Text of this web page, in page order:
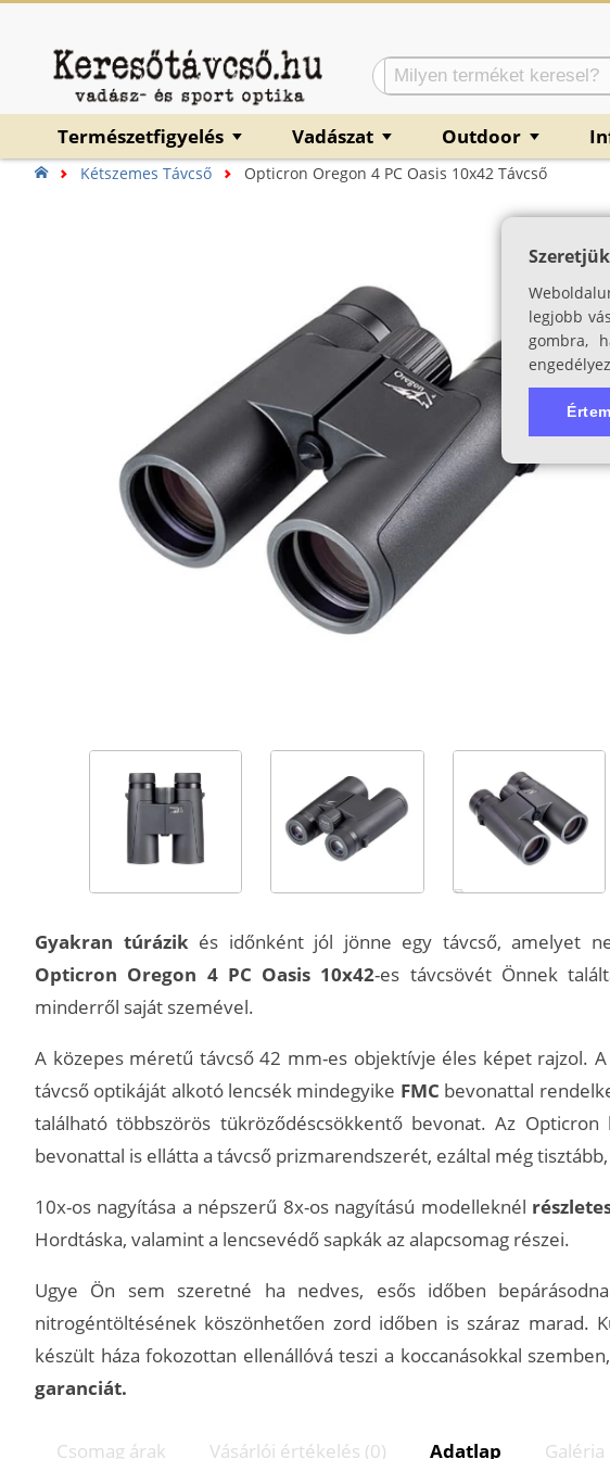
Természetfigyelés ▼ Vadászat ▼ Outdoor ▼
Kétszemes Távcső Opticron Oregon 4 PC Oasis 10x42 Távcső
Gyakran túrázikés időnként jól jönne egy távcső, amelyet
Opticron Oregon 4 PC Oasis 10x42-es távcsövét Önnek
minderről saját szemével.
A közepes méretű távcső 42 mm-es objektívje éles képet rajzol.
távcső optikáját alkotó lencsék mindegyike FMC bevonattal
található többszörös tükröződéscsökkentő bevonat. Az Opticron
bevonattal is ellátta a távcső prizmarendszerét, ezáltal még
10x-os nagyítása a népszerű 8x-os nagyítású modelleknél
Hordtáska, valamint a lencsevédő sapkák az alapcsomag részei.
Ugye Ön sem szeretné ha nedves, esős időben
nitrogéntöltésének köszönhetően zord időben is száraz marad.
készült háza fokozottan ellenállóvá teszi a koccanásokkal
garanciát.
Csomag árak Vásárlói értékelés (0) Adatlap Galéria
legjobb
gombra,
Értem